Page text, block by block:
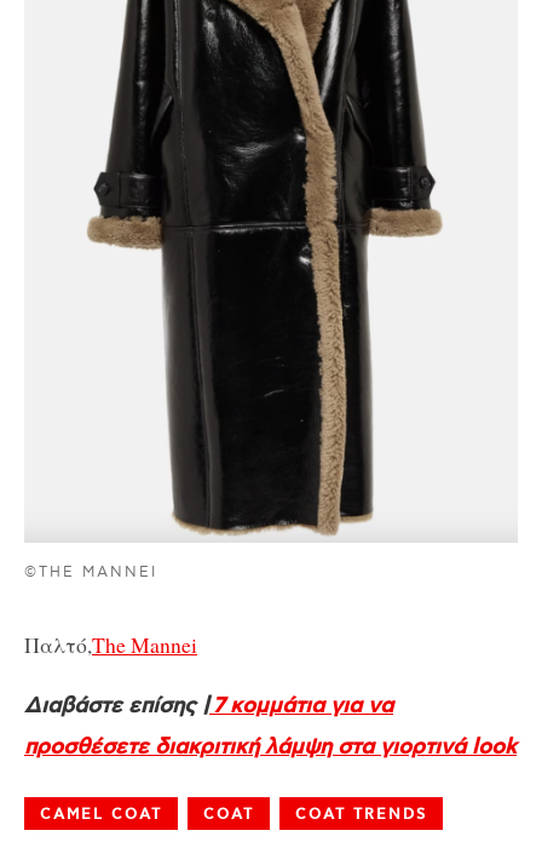
©THE MANNEI
Παλτό,The Mannei
Διαβάστε επίσης |7 κομμάτια για να
προσθέσετε διακριτική λάμψη στα γιορτινά look
CAMEL COAT COAT COAT TRENDS